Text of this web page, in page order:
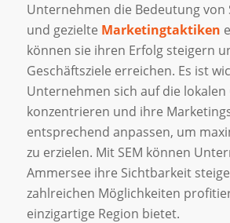
Unternehmen die Bedeutung von
und gezielte Marketingtaktiken
können sie ihren Erfolg steigern
Geschäftsziele erreichen. Es ist
Unternehmen sich auf die lokalen
konzentrieren und ihre
entsprechend anpassen, um
zu erzielen. Mit SEM können
Ammersee ihre Sichtbarkeit
zahlreichen Möglichkeiten
einzigartige Region bietet.